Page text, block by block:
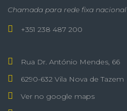
Chamada para rede fixa nacional
+351 238 487 200
Rua Dr. António Mendes, 66
6290-632 Vila Nova de Tazem
Ver no google maps